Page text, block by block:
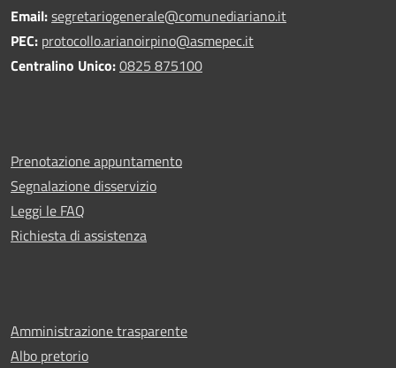
Email:segretariogenerale@comunediariano.it
PEC: protocollo.arianoirpino@asmepec.it
Centralino Unico:0825 875100
Prenotazione appuntamento
Segnalazione disservizio
Leggi le FAQ
Richiesta di assistenza
Amministrazione trasparente
Albo pretorio